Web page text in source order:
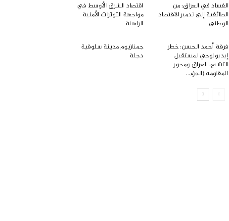
اقتصاد الشرق الأوسط في
مواجهة التوترات الأمنية
الراهنة
الفساد في العراق: من
الطائفية إلى تدمير الاقتصاد
الوطني
جمنازيوم مدينة سلوقية
دجلة
فرقة أحمد الحسن: خطر
إيديولوجي لمستقبل
التشيع، العراق ومحور
المقاومة (الجزء...